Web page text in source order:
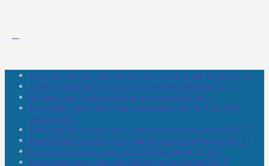
Межпоселенческая центральная районная библиотека
Амзибашевская сельская библиотека-филиал № 1
Бабаевская сельская библиотека-филиал № 2
Большекачаковская сельская модельная библиотека-
филиал № 7
Большекуразовская сельская библиотека-филиал № 3
Верхнетыхтемская сельская библиотека-филиал № 15
Калегинская сельская библиотека-филиал № 6
Калмашевская сельская библиотека-филиал № 5